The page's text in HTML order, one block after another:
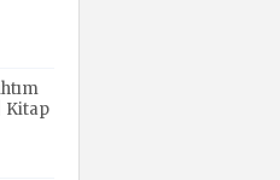
Kitap